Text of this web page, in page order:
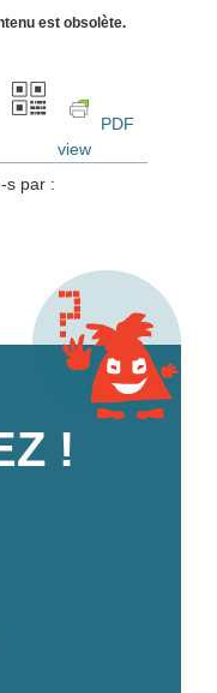
est obsolète.
PDF
view
s par :
!